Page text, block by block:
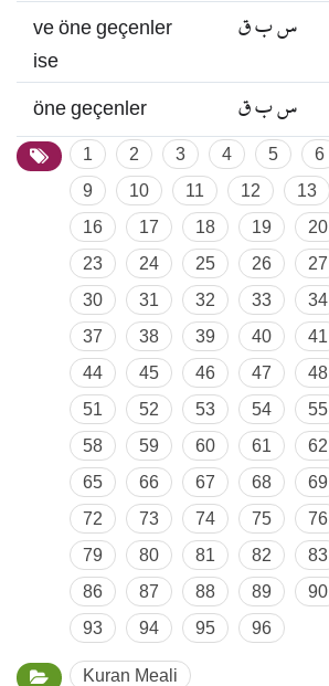
ve öne geçenler
ise
س ب ق
öne geçenler س ب ق
1 2 3 4 5 6
9
10 11 12 13
16
17 18 19 20
23
24 25 26 27
30
31 32 33 34
37
38 39 40 41
44
45 46 47 48
51
52 53 54 55
58
59 60 61 62
65
66 67 68 69
72
73 74 75 76
79
80 81 82 83
86
87 88 89 90
93
94 95 96
Kuran Meali